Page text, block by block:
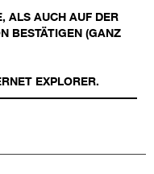
ALS AUCH AUF DER
BESTÄTIGEN (GANZ
EXPLORER.